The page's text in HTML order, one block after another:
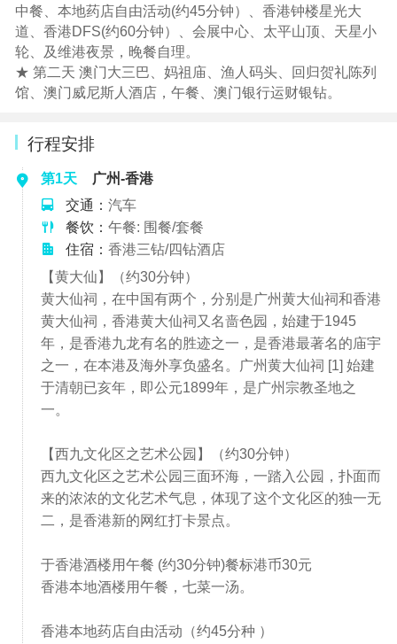
中餐、本地药店自由活动(约45分钟）、香港钟楼星光大
道、香港DFS(约60分钟）、会展中心、太平山顶、天星小
轮、及维港夜景，晚餐自理。
★ 第二天 澳门大三巴、妈祖庙、渔人码头、回归贺礼陈列
馆、澳门威尼斯人酒店，午餐、澳门银行运财银钻。
行程安排
第1天
广州-香港
交通： 汽车
餐饮： 午餐: 围餐/套餐
住宿： 香港三钻/四钻酒店
【黄大仙】（约30分钟）
黄大仙祠，在中国有两个，分别是广州黄大仙祠和香港
黄大仙祠，香港黄大仙祠又名啬色园，始建于1945
年，是香港九龙有名的胜迹之一，是香港最著名的庙宇
之一，在本港及海外享负盛名。广州黄大仙祠 [1] 始建
于清朝已亥年，即公元1899年，是广州宗教圣地之
一。
【西九文化区之艺术公园】（约30分钟）
西九文化区之艺术公园三面环海，一踏入公园，扑面而
来的浓浓的文化艺术气息，体现了这个文化区的独一无
二，是香港新的网红打卡景点。
于香港酒楼用午餐 (约30分钟)餐标港币30元
香港本地酒楼用午餐，七菜一汤。
香港本地药店自由活动（约45分种 ）